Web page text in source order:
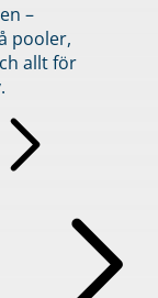
–
pooler,
allt för